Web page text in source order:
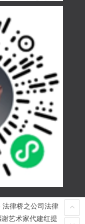
律桥之公司法律
艺术家代建红提